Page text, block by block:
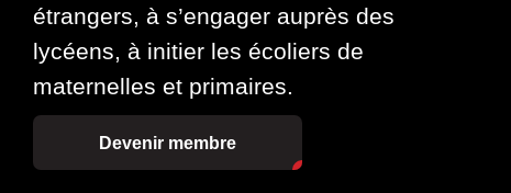
étrangers, à s’engager auprès des
lycéens, à initier les écoliers de
maternelles et primaires.
Devenir membre